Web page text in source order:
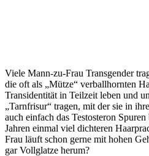
Viele Mann-zu-Frau Transgender
die oft als „Mütze“ verballhornten
Transidentität in Teilzeit leben und
„Tarnfrisur“ tragen, mit der sie in
auch einfach das Testosteron
Jahren einmal viel dichteren
Frau läuft schon gerne mit hohen
gar Vollglatze herum?